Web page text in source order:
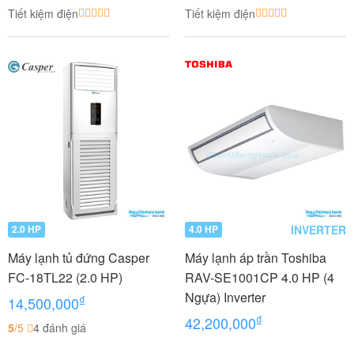
Tiết kiệm điện Tiết kiệm điện
2.0 HP
Máy lạnh tủ đứng Casper
FC-18TL22 (2.0 HP)
14,500,000₫
5/5 4 đánh giá
4.0 HP INVERTER
Máy lạnh áp trần Toshiba
RAV-SE1001CP 4.0 HP (4
Ngựa) Inverter
42,200,000₫